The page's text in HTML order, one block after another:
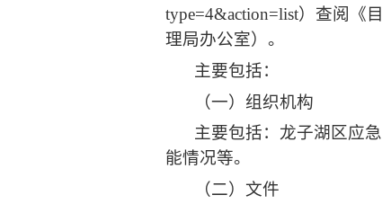
type=4&action=list） 查阅《
理局办公室）。
主要包括：
（一）组织机构
主要包括： 龙子湖区应
能情况等。
（二）文件